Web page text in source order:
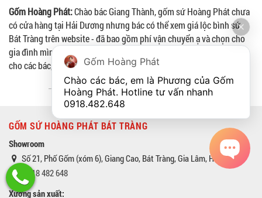
Gốm Hoàng Phát:Chào bác Giang Thành, gốm sứ Hoàng Phát chưa
có cửa hàng tại Hải Dương nhưng bác có thể xem giá lộc bình sứ
Bát Tràng trên website - đã bao gồm phí vận chuyển ạ và chọn cho
gia đình mình nhé ạ. Gốm sứ Hoàng Phát sẽ vận chuyển tới tận nơi
cho các bác, các bác cứ yên tâm ạ.
GỐM SỨ HOÀNG PHÁT BÁT TRÀNG
Showroom
Số 21, Phố Gốm (xóm 6), Giang Cao, Bát Tràng, Gia Lâm, Hà Nội
0918 482 648
Xưởng sản xuất:
Gốm Hoàng Phát
Chào các bác, em là Phương của Gốm
0918.482.648